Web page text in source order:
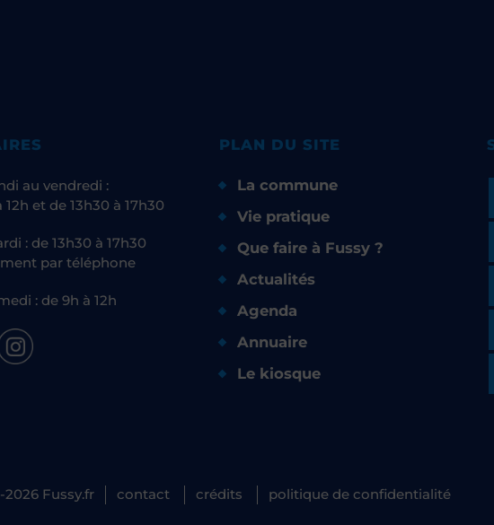
au vendredi :
12h et de 13h30 à 17h30
: de 13h30 à 17h30
par téléphone
: de 9h à 12h
PLAN DU SITE
La commune
Vie pratique
Que faire à Fussy ?
Actualités
Agenda
Annuaire
Le kiosque
Fussy.fr contact crédits politique de confidentialité